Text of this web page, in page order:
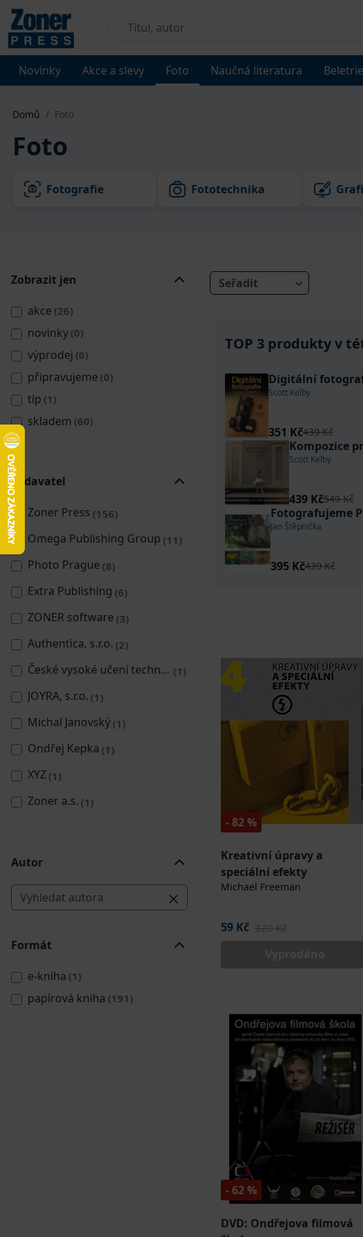
Novinky Akce a slevy Foto Naučná literatura Beletrie
Domů / Foto
Foto
Fotografie Fototechnika
Zobrazit jen
akce (26)
novinky (0)
výprodej (0)
připravujeme (0)
tip (1)
skladem (60)
Vydavatel
Zoner Press (156)
Omega Publishing Group (11)
Photo Prague (8)
Extra Publishing (6)
ZONER software (3)
Authentica, s.r.o. (2)
České vysoké učení technické v Praze (1)
JOYRA, s.r.o. (1)
Michal Janovský (1)
Ondřej Kepka (1)
XYZ (1)
Zoner a.s. (1)
Autor
Formát
e-kniha (1)
papírová kniha (191)
Seřadit
TOP 3 produkty v
Digitální
Scott Kelby
351 Kč439 Kč
Kompozice
Scott Kelby
439 Kč549 Kč
Fotografujeme
Jan Štěpnička
395 Kč439 Kč
- 82 %
Kreativní úpravy a
speciální efekty
Michael Freeman
59 Kč 320 Kč
- 62 %
DVD: Ondřejova filmová